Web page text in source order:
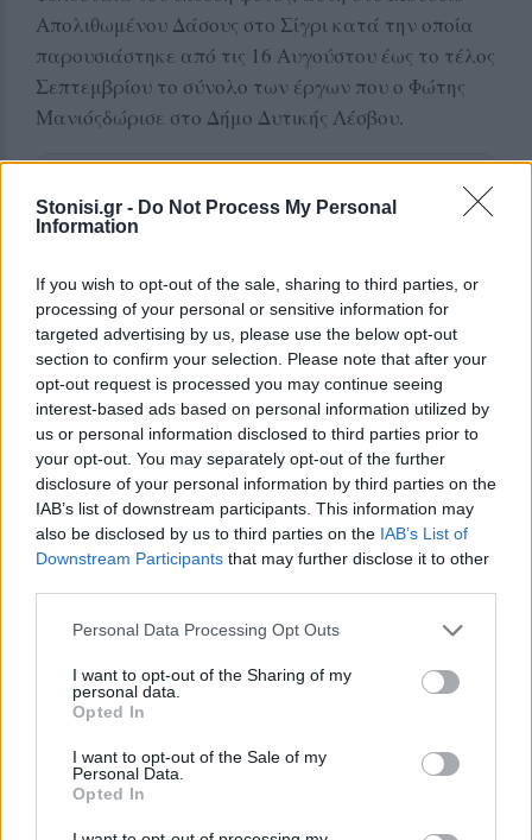
Stonisi.gr - Do Not Process My Personal
Information
If you wish to opt-out of the sale, sharing to third parties, or
processing of your personal or sensitive information for
targeted advertising by us, please use the below opt-out
section to confirm your selection. Please note that after your
opt-out request is processed you may continue seeing
interest-based ads based on personal information utilized by
us or personal information disclosed to third parties prior to
your opt-out. You may separately opt-out of the further
disclosure of your personal information by third parties on the
IAB’s list of downstream participants. This information may
also be disclosed by us to third parties on the IAB’s List of
Downstream Participants that may further disclose it to other
Personal Data Processing Opt Outs
I want to opt-out of the Sharing of my
personal data.
Opted In
I want to opt-out of the Sale of my
Personal Data.
Opted In
Απολιθωμένου Δάσους στο Σίγρι κατά την οποία
παρουσιάστηκε από τις 16 Αυγούστου έως το τέλος
Σεπτεμβρίου το σύνολο των έργων που ο Φώτης
Μανιόςδώρισε στο Δήμο Δυτικής Λέσβου.
αναζήτησης
ΣΤΗΝ ΙΔΙΑ ΚΑΤΗΓΟΡΙΑ
ΔΡΑΣΕΙΣ
Η Νυφίδα αφηγήθηκε τον δικό
της μύθο
Δίπλα στη θάλασσα
παρουσιάστηκε η ξεχωριστή
παράσταση που ανέδειξε την
πολιτιστική ταυτότητα της
περιοχής
ΔΡΑΣΕΙΣ
Πρωτογερέλλη στους δρόμους
της μνήμης
Η Θερμή τίμησε τους δύο
Αντίστασης, ενώ κατατέθηκε
πρόταση να δοθεί το όνομά τους σε
δρόμο του τόπου όπου γεννήθηκαν